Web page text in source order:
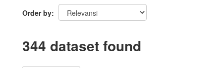
Order by
344 dataset found